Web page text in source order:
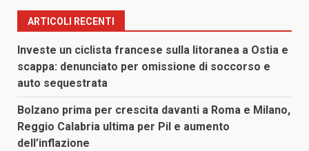
ARTICOLI RECENTI
Investe un ciclista francese sulla litoranea a Ostia e
scappa: denunciato per omissione di soccorso e
auto sequestrata
Bolzano prima per crescita davanti a Roma e Milano,
Reggio Calabria ultima per Pil e aumento
dell’inflazione